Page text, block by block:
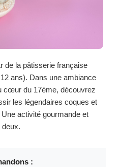
de la pâtisserie française
ans). Dans une ambiance
cœur du 17ème, découvrez
les légendaires coques et
activité gourmande et
deux.
: